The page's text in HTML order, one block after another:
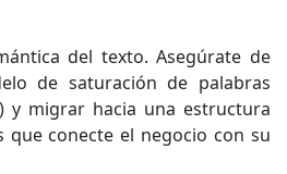
del texto. Asegúrate de
de saturación de palabras
) y migrar hacia una estructura
que conecte el negocio con su